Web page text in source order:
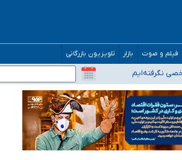
فیلم و صوت بازار تلویزیون بازرگانی